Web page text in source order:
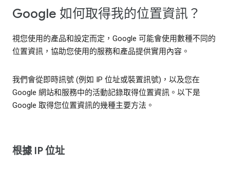
Google 如何取得我的位置資訊？
視您使用的產品和設定而定，Google 可能會使用數種不同的
位置資訊，協助您使用的服務和產品提供實用內容。
我們會從即時訊號 (例如 IP 位址或裝置訊號)，以及您在
Google 網站和服務中的活動記錄取得位置資訊。以下是
Google 取得您位置資訊的幾種主要方法。
根據 IP 位址